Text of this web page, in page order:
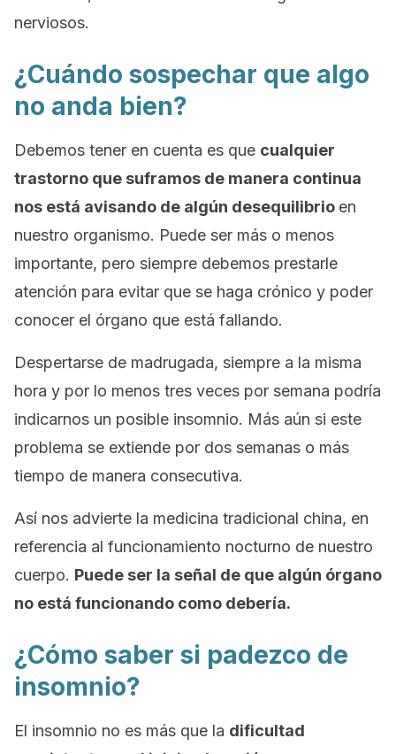
nerviosos.
¿Cuándo sospechar que algo
no anda bien?
Debemos tener en cuenta es que cualquier
trastorno que suframos de manera continua
nos está avisando de algún desequilibrio en
nuestro organismo. Puede ser más o menos
importante, pero siempre debemos prestarle
atención para evitar que se haga crónico y poder
conocer el órgano que está fallando.
Despertarse de madrugada, siempre a la misma
hora y por lo menos tres veces por semana podría
indicarnos un posible insomnio. Más aún si este
problema se extiende por dos semanas o más
tiempo de manera consecutiva.
Así nos advierte la medicina tradicional china, en
referencia al funcionamiento nocturno de nuestro
cuerpo. Puede ser la señal de que algún órgano
no está funcionando como debería.
¿Cómo saber si padezco de
insomnio?
El insomnio no es más que la dificultad